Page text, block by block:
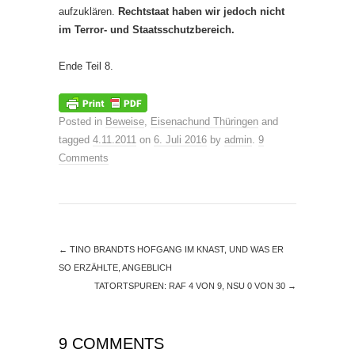
aufzuklären. Rechtstaat haben wir jedoch nicht
im Terror- und Staatsschutzbereich.
Ende Teil 8.
Posted in Beweise Eisenachund Thüringen and
tagged 4.11.2011 on 6. Juli 2016 by admin 9
Comments
← TINO BRANDTS HOFGANG IM KNAST, UND WAS ER
SO ERZÄHLTE, ANGEBLICH
TATORTSPUREN: RAF 4 VON 9, NSU 0 VON 30 →
9 COMMENTS